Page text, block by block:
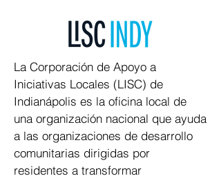
La Corporación de Apoyo a
Iniciativas Locales (LISC) de
Indianápolis es la oficina local de
una organización nacional que ayuda
a las organizaciones de desarrollo
comunitarias dirigidas por
residentes a transformar